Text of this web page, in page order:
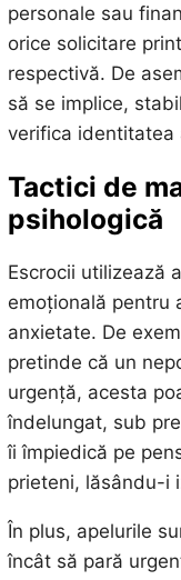
personale sau
orice solicitare
respectivă. De
să se implice,
verifica identitatea
Tactici de
psihologică
Escrocii utilizează
emoțională pentru
anxietate. De
pretinde că un
urgență, acesta
îndelungat, sub
îi împiedică pe
prieteni, lăsându-i
În plus, apelurile
încât să pară